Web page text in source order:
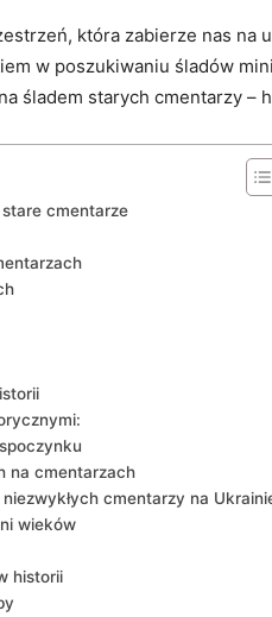
która zabierze nas na
⁣w⁣ poszukiwaniu śladów
śladem starych cmentarzy –
‍cmentarze
​na ​cmentarzach
cmentarzy​ na
wieków
historii